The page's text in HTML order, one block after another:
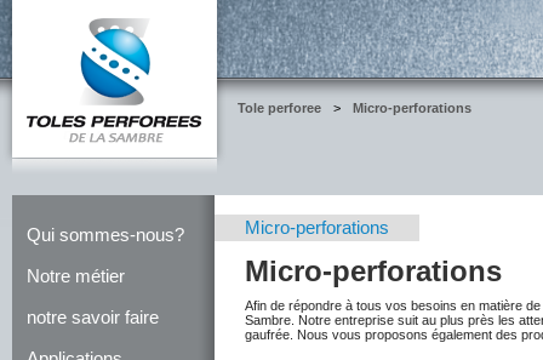
Tole perforee > Micro-perforations
Qui sommes-nous?
Notre métier
notre savoir faire
Micro-perforations
Micro-perforations
Afin de répondre à tous vos besoins en matière de
Sambre. Notre entreprise suit au plus près les
gaufrée. Nous vous proposons également des